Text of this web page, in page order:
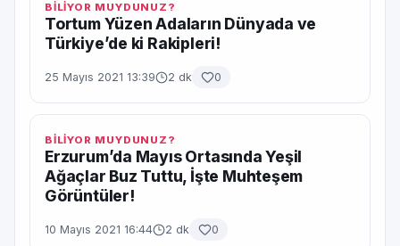
BİLİYOR MUYDUNUZ?
Tortum Yüzen Adaların Dünyada ve
Türkiye’de ki Rakipleri!
25 Mayıs 2021 13:39 2 dk 0
BİLİYOR MUYDUNUZ?
Erzurum’da Mayıs Ortasında Yeşil
Ağaçlar Buz Tuttu, İşte Muhteşem
Görüntüler!
10 Mayıs 2021 16:44 2 dk 0